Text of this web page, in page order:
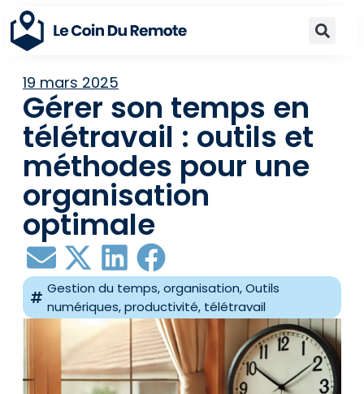
19 mars 2025
Gérer son temps en
télétravail : outils et
méthodes pour une
organisation
optimale
Gestion du temps,organisation,Outils
numériques,productivité, télétravail